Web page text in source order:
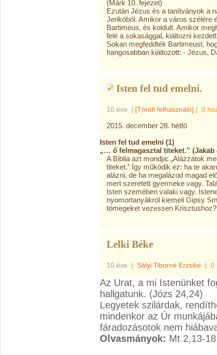
(Márk 10. fejezet)
Ezután Jézus és a tanítványok a
Jerikóból. Amikor a város szélére
Bartimeus, és koldult. Amikor
felé a sokasággal, kiáltozni
Sokan megfeddték Bartimeust,
hangosabban kiáltozott: - Jézus,
Isten fel tud emelni.
10 éve | [Törölt felhasználó] | 0
2015. december 28. hétfő
Isten fel tud emelni (1)
„… ő felmagasztal titeket.” (Jakab
A Biblia azt mondja: „Alázzátok
titeket.” Így működik ez: ha te
alázni, de ha megalázod magad
mert szeretett gyermeke vagy.
Isten szemében valaki vagy.
nyomortanyákról kiemeli Gipsy
tömegeket vezessen Krisztushoz?
Lelki Béke
10 éve | Sályi Tiborné Erzsike | 0
Az Urat, a mi Istenünket
hallgatunk. (Józs 24,24)
Legyetek szilárdak,
mindenkor az Úr
fáradozásotok nem
Olvasmányok: Mt 2,13-